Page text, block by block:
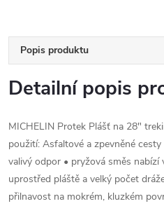
Popis produktu
Detailní popis
MICHELIN Protek Plášť na 28"
použití: Asfaltové a zpevněné
valivý odpor • pryžová směs
uprostřed pláště a velký počet
přilnavost na mokrém, kluzkém